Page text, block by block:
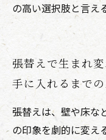
の高い選択肢と言え
張替えで生まれ
手に入れるまで
張替えは、壁や床な
の印象を劇的に変え